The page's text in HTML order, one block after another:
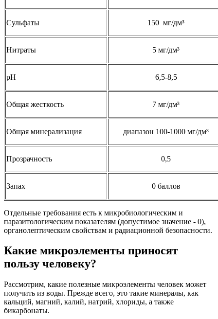
Сульфаты 150 мг/дм³
Нитраты 5 мг/дм³
pH 6,5-8,5
Общая жесткость 7 мг/дм³
Общая минерализация диапазон 100-1000 мг/дм³
Прозрачность 0,5
Запах 0 баллов
Отдельные требования есть к микробиологическим и
паразитологическим показателям (допустимое значение - 0),
органолептическим свойствам и радиационной безопасности.
Какие микроэлементы приносят
пользу человеку?
Рассмотрим, какие полезные микроэлементы человек может
получить из воды. Прежде всего, это такие минералы, как
кальций, магний, калий, натрий, хлориды, а также
бикарбонаты.